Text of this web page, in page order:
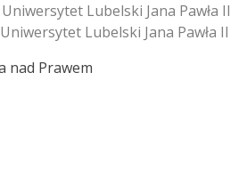
Lubelski Jana Pawła II
Lubelski Jana Pawła II
nad Prawem